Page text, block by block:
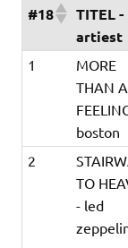
#18
TITEL -
artiest
1
MORE
THAN A
boston
2
TO
- led